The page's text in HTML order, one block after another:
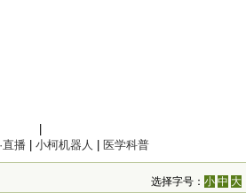
直播 小柯机器人 医学科普
选择字号：小 中 大